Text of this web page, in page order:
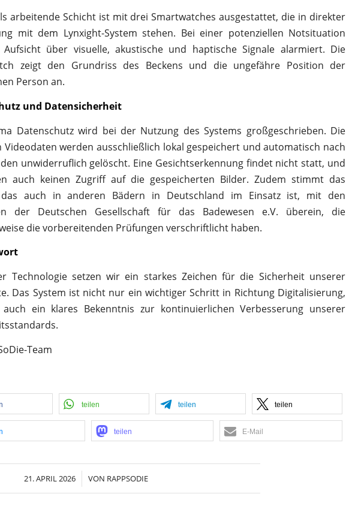
arbeitende Schicht ist mit drei Smartwatches ausgestattet, die in direkter
mit dem Lynxight-System stehen. Bei einer potenziellen Notsituation
über visuelle, akustische und haptische Signale alarmiert. Die
zeigt den Grundriss des Beckens und die ungefähre Position der
Person an.
und Datensicherheit
Datenschutz wird bei der Nutzung des Systems großgeschrieben. Die
Videodaten werden ausschließlich lokal gespeichert und automatisch nach
unwiderruflich gelöscht. Eine Gesichtserkennung findet nicht statt, und
auch keinen Zugriff auf die gespeicherten Bilder. Zudem stimmt das
das auch in anderen Bädern in Deutschland im Einsatz ist, mit den
der Deutschen Gesellschaft für das Badewesen e.V. überein, die
die vorbereitenden Prüfungen verschriftlicht haben.
Technologie setzen wir ein starkes Zeichen für die Sicherheit unserer
Das System ist nicht nur ein wichtiger Schritt in Richtung Digitalisierung,
ein klares Bekenntnis zur kontinuierlichen Verbesserung unserer
Team
teilen teilen teilen
teilen E-Mail
21. APRIL 2026
/ VON RAPPSODIE